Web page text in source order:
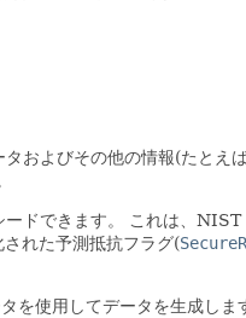
およびその他の情報(たとえ
ドできます。 これは、
れた予測抵抗フラグ(
を使用してデータを生成しま